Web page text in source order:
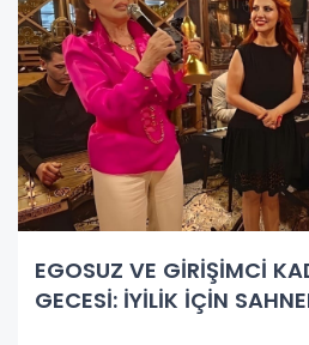
EGOSUZ VE GİRİŞİMCİ
GECESİ: İYİLİK İÇİN